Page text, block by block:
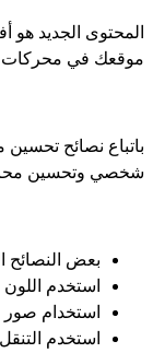
المحتوى الجديد
موقعك في محركات
باتباع نصائح
شخصي وتحسين
بعض النصائح
استخدم
استخدام صور
استخدم